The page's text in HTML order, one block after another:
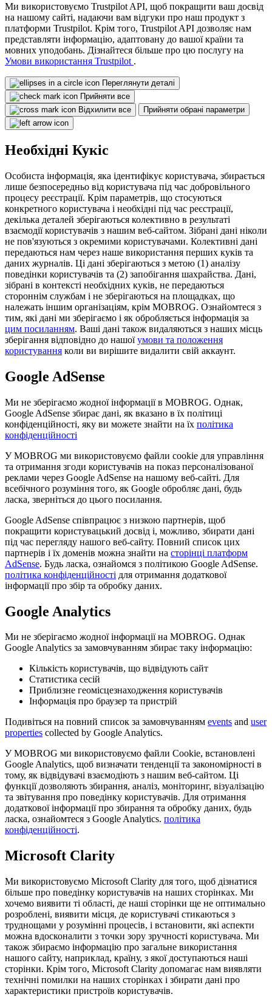
Ми використовуємо Trustpilot API, щоб покращити ваш досвід
на нашому сайті, надаючи вам відгуки про наш продукт з
платформи Trustpilot. Крім того, Trustpilot API дозволяє нам
представляти інформацію, адаптовану до вашої країни та
мовних уподобань. Дізнайтеся більше про цю послугу на
Умови використання Trustpilot .
Переглянути деталі
Прийняти все
Відхилити все
Прийняти обрані параметри
Необхідні Кукіс
Особиста інформація, яка ідентифікує користувача, збирається
лише безпосередньо від користувача під час добровільного
процесу реєстрації. Крім параметрів, що стосуються
конкретного користувача і необхідні під час реєстрації,
декілька деталей зберігаються колективно в результаті
взаємодії користувачів з нашим веб-сайтом. Зібрані дані ніколи
не пов'язуються з окремими користувачами. Колективні дані
передаються нам через наше використання перших куків та
даних журналів. Ці дані зберігаються з метою (1) аналізу
поведінки користувачів та (2) запобігання шахрайства. Дані,
зібрані в контексті необхідних куків, не передаються
стороннім службам і не зберігаються на площадках, що
належать іншим організаціям, крім MOBROG. Ознайомтеся з
тим, які дані ми зберігаємо і як обробляється інформація за
цим посиланням. Ваші дані також видаляються з наших місць
зберігання відповідно до нашоїумови та положення
користування коли ви вирішите видалити свій аккаунт.
Google AdSense
Ми не зберігаємо жодної інформації в MOBROG. Однак,
Google AdSense збирає дані, як вказано в їх політиці
конфіденційності, яку ви можете знайти на їх політика
конфіденційності
У MOBROG ми використовуємо файли cookie для управління
та отримання згоди користувачів на показ персоналізованої
реклами через Google AdSense на нашому веб-сайті. Для
всебічного розуміння того, як Google обробляє дані, будь
ласка, зверніться до цього посилання.
Google AdSense співпрацює з низкою партнерів, щоб
покращити користувацький досвід і, можливо, збирати дані
під час перегляду нашого веб-сайту. Повний список цих
партнерів і їх доменів можна знайти на сторінці платформ
AdSense. Будь ласка, ознайомся з політикою Google AdSense.
політика конфіденційності для отримання додаткової
інформації про збір та обробку даних.
Google Analytics
Ми не зберігаємо жодної інформації на MOBROG. Однак
Google Analytics за замовчуванням збирає таку інформацію:
Кількість користувачів, що відвідують сайт
Статистика сесій
Приблизне геомісцезнаходження користувачів
Інформація про браузер та пристрій
Подивіться на повний список за замовчуванням events and user
properties collected by Google Analytics.
У MOBROG ми використовуємо файли Cookie, встановлені
Google Analytics, щоб визначати тенденції та закономірності в
тому, як відвідувачі взаємодіють з нашим веб-сайтом. Ці
функції дозволяють збирання, аналіз, моніторинг, візуалізацію
та звітування про поведінку користувачів. Для отримання
додаткової інформації про збирання та обробку даних, будь
ласка, ознайомтеся з Google Analytics. політика
конфіденційності.
Microsoft Clarity
Ми використовуємо Microsoft Clarity для того, щоб дізнатися
більше про поведінку користувачів на наших сторінках. Ми
хочемо виявити ті області, де наші сторінки ще не оптимально
розроблені, виявити місця, де користувачі стикаються з
труднощами у розумінні процесів, і встановити, які аспекти
можна вдосконалити з точки зору зручності користувача. Ми
також збираємо інформацію про загальне використання
нашого сайту, наприклад, країну, з якої доступаються наші
сторінки. Крім того, Microsoft Clarity допомагає нам виявляти
технічні помилки на наших сторінках і збирати дані про
характеристики пристроїв користувачів.